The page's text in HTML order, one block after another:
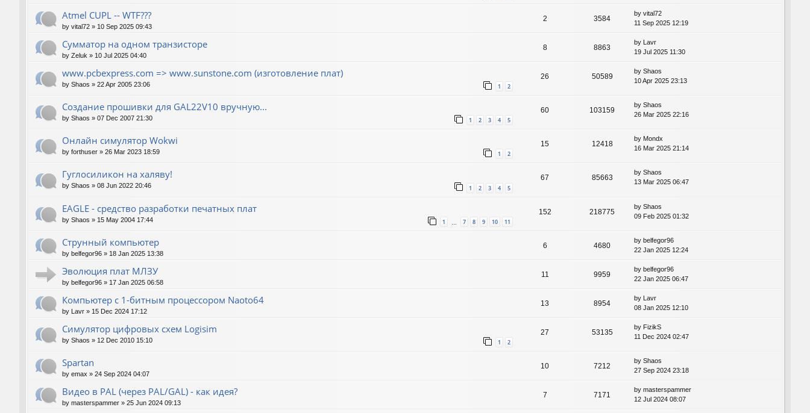
Atmel CUPL -- WTF???
by vital72 » 10 Sep 2025 09:43
2 3584
by vital72
11 Sep 2025 12:19
Сумматор на одном транзисторе
by Zeluk » 10 Jul 2025 04:40
8 8863
by Lavr
19 Jul 2025 11:30
www.pcbexpress.com => www.sunstone.com (изготовление плат)
by Shaos » 22 Apr 2005 23:06 1 2
26 50589
by Shaos
10 Apr 2025 23:13
Создание прошивки для GAL22V10 вручную...
by Shaos » 07 Dec 2007 21:30 1 2 3 4 5
60 103159
by Shaos
26 Mar 2025 22:16
Онлайн симулятор Wokwi
by forthuser » 26 Mar 2023 18:59 1 2
15 12418
by Mondx
16 Mar 2025 21:14
Гуглосиликон на халяву!
by Shaos » 08 Jun 2022 20:46 1 2 3 4 5
67 85663
by Shaos
13 Mar 2025 06:47
EAGLE - средство разработки печатных плат
by Shaos » 15 May 2004 17:44 1 7 8 9 10 11
152 218775
by Shaos
09 Feb 2025 01:32
Струнный компьютер
by belfegor96 » 18 Jan 2025 13:38
6 4680
by belfegor96
22 Jan 2025 12:24
Эволюция плат МЛЗУ
by belfegor96 » 17 Jan 2025 06:58
11 9959
by belfegor96
22 Jan 2025 06:47
Компьютер с 1-битным процессором Naoto64
by Lavr » 15 Dec 2024 17:12
13 8954
by Lavr
08 Jan 2025 12:10
Симулятор цифровых схем Logisim
by Shaos » 12 Dec 2010 15:10 1 2
27 53135
by FizikS
11 Dec 2024 02:47
Spartan
by emax » 24 Sep 2024 04:07
10 7212
by Shaos
27 Sep 2024 23:18
Видео в PAL (через PAL/GAL) - как идея?
by masterspammer » 25 Jun 2024 09:13
7 7171
by masterspammer
12 Jul 2024 08:07